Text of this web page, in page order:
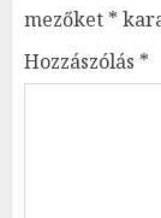
mezőket *
Hozzászólás *